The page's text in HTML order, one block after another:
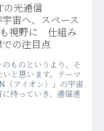
の光通信
宇宙へ、スペース
視野に 仕組み
の注目点
ものというより、そ
と思います。テーマ
アイオン）」の宇宙
持っていき、通信速